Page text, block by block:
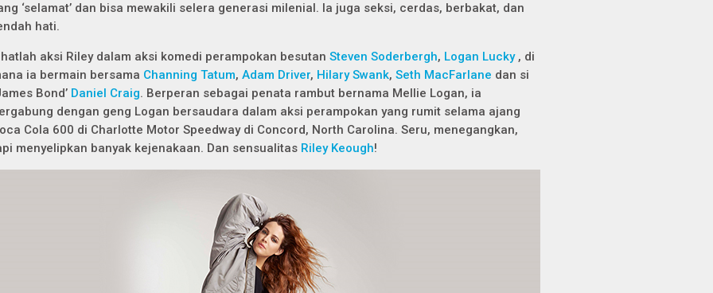
‘selamat’ dan bisa mewakili selera generasi milenial. Ia juga seksi, cerdas, berbakat, dan
hati.
aksi Riley dalam aksi komedi perampokan besutan Steven Soderbergh, Logan Lucky, di
ia bermain bersama Channing Tatum, Adam Driver, Hilary Swank, Seth MacFarlane dan si
Bond’ Daniel Craig. Berperan sebagai penata rambut bernama Mellie Logan, ia
dengan geng Logan bersaudara dalam aksi perampokan yang rumit selama ajang
Cola 600 di Charlotte Motor Speedway di Concord, North Carolina. Seru, menegangkan,
menyelipkan banyak kejenakaan. Dan sensualitas Riley Keough!